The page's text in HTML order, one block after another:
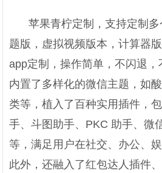
苹果青柠定制，支持定制
题版，虚拟视频版本，计算器
app定制，操作简单，不闪退，
内置了多样化的微信主题，如
类等，植入了百种实用插件，
手、斗图助手、PKC 助手、微
等，满足用户在社交、办公、
此外，还融入了红包达人插件